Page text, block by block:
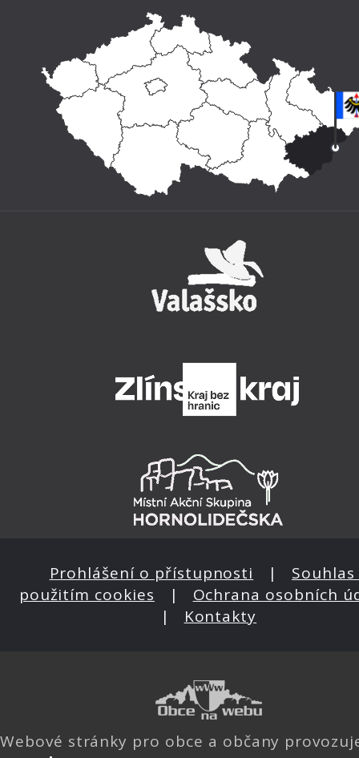
Prohlášení o přístupnosti | Souhlas
použitím cookies | Ochrana osobních
| Kontakty
Webové stránky pro obce a občany